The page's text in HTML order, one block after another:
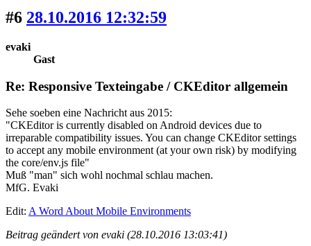
#6 28.10.2016 12:32:59
evaki
Gast
Re: Responsive Texteingabe / CKEditor allgemein
Sehe soeben eine Nachricht aus 2015:
"CKEditor is currently disabled on Android devices due to
irreparable compatibility issues. You can change CKEditor settings
to accept any mobile environment (at your own risk) by modifying
the core/env.js file"
Muß "man" sich wohl nochmal schlau machen.
MfG. Evaki
Edit: A Word About Mobile Environments
Beitrag geändert von evaki (28.10.2016 13:03:41)